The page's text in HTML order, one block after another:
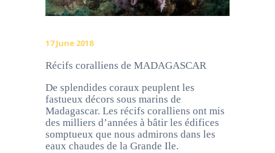
17 June 2018
Récifs coralliens de MADAGASCAR
De splendides coraux peuplent les
fastueux décors sous marins de
Madagascar. Les récifs coralliens ont mis
des milliers d’années à bâtir les édifices
somptueux que nous admirons dans les
eaux chaudes de la Grande Ile.